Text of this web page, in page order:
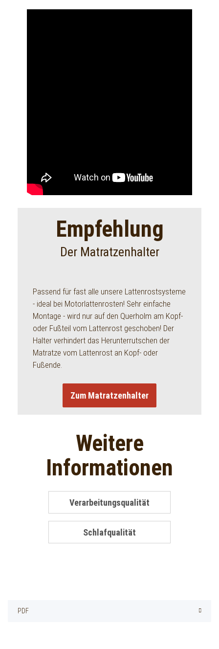
Empfehlung
Der Matratzenhalter
Passend für fast alle unsere Lattenrostsysteme
- ideal bei Motorlattenrosten! Sehr einfache
Montage - wird nur auf den Querholm am Kopf-
oder Fußteil vom Lattenrost geschoben! Der
Halter verhindert das Herunterrutschen der
Matratze vom Lattenrost an Kopf- oder
Fußende.
Zum Matratzenhalter
Weitere
Informationen
Verarbeitungsqualität
Schlafqualität
PDF